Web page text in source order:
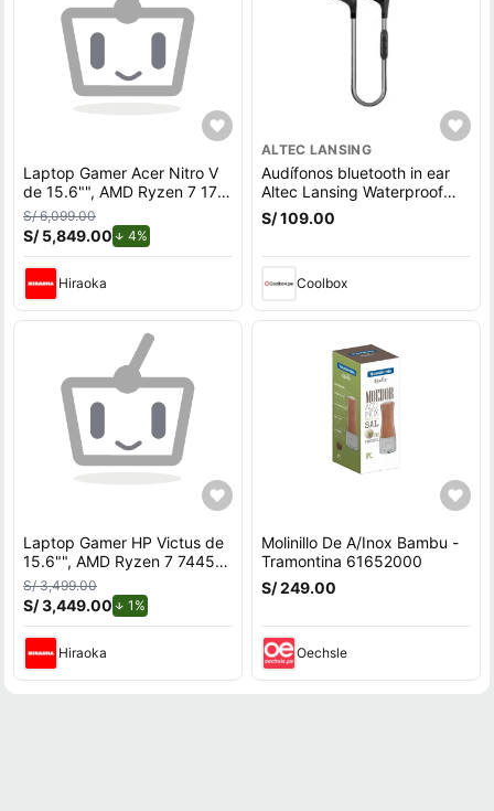
Laptop Gamer Acer Nitro V
de 15.6"", AMD Ryzen 7 170,
NVIDIA GeForce RTX 5060,
32GB RAM, disco sólido de
512GB, modelo ANV15-A31-
R2TH
S/ 6,099.00
S/ 5,849.00 4%
Hiraoka
ALTEC LANSING
Audífonos bluetooth in ear
Altec Lansing Waterproof
deportivo IPX6, micrófono
incorporado, máx. 6 horas,
S/ 109.00
Coolbox
Laptop Gamer HP Victus de
15.6"", AMD Ryzen 7 7445H,
NVIDIA GeForce RTX 3050,
16GB RAM, disco sólido de
512GB, modelo 15-fb3020la
S/ 3,499.00
S/ 3,449.00 1%
Hiraoka
Molinillo De A/Inox Bambu -
Tramontina 61652000
S/ 249.00
Oechsle